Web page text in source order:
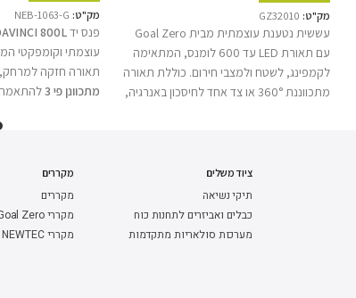
מפרט
BCT-OLK2.0-B
מק"ט: GZ32010
עששית נטענת עוצמתית מבית Goal Zero
עם תאורת LED עד 600 לומנס, המתאימה
לקמפינג, לשטח ולמצבי חירום. כוללת תאורה
מתכווננת 360° או צד אחד לחיסכון באנרגיה,
תאורה אמין ונייד לשימוש בכל מקום.
מק"ט: NEB-1063-G
פנס יד800L
עוצמתי וקומפקטי
תאורה חזקה
מתכוונן פי 3
להתאמה
הפנס יכול לשמש גם כ-
מכשירים דרך USB
תאורה אמין לעבודה,
ציוד משלים
תיקי נשיאה
כבלים ואביזרים לתחנות כוח
מערכות סולאריות מתקדמות
מקררים
מקררים
מקררי Goal Zero
מקררי NEWTEC